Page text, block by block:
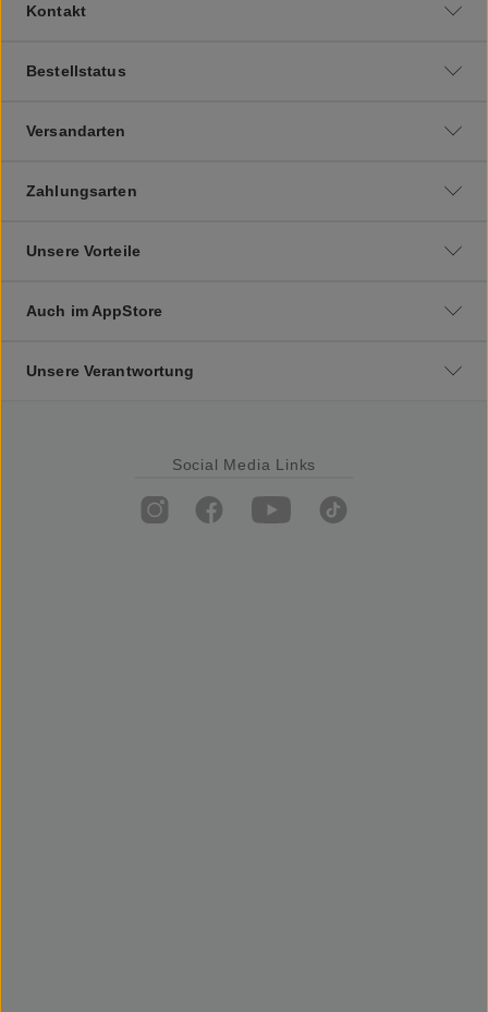
Kontakt
Bestellstatus
Versandarten
Zahlungsarten
Unsere Vorteile
Auch im AppStore
Unsere Verantwortung
Social Media Links